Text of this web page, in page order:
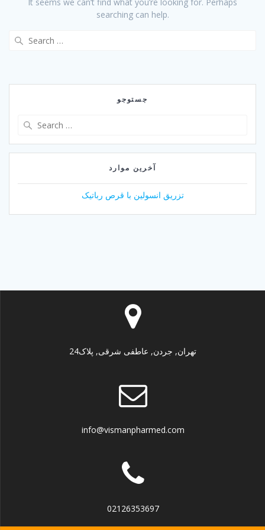
searching can help.
جستوجو
آخرین موارد
تزریق انسولین با قرص رباتیک
تهران, جردن, عاطفی شرقی, پلاک24
info@vismanpharmed.com
02126353697